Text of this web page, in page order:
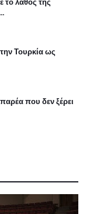
λάθος της
Τουρκία ως
που δεν ξέρει